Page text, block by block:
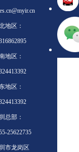
地区：
地区：
地区：
总部：
25622735
市龙岗区